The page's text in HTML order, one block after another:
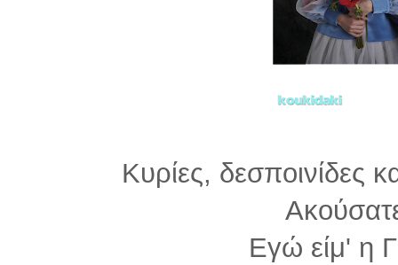
Κυρίες, δεσποινίδες
Εγώ είμ' η